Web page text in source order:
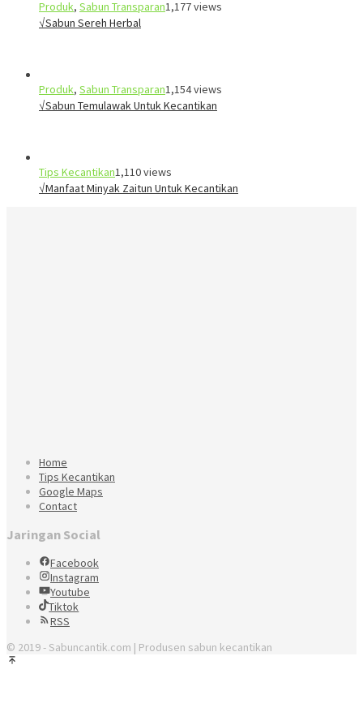
Produk, Sabun Transparan1,177 views
√Sabun Sereh Herbal
Produk, Sabun Transparan1,154 views
√Sabun Temulawak Untuk Kecantikan
Tips Kecantikan1,110 views
√Manfaat Minyak Zaitun Untuk Kecantikan
Home
Tips Kecantikan
Google Maps
Contact
Jaringan Social
Facebook
Instagram
Youtube
Tiktok
RSS
© 2019 - Sabuncantik.com | Produsen sabun kecantikan